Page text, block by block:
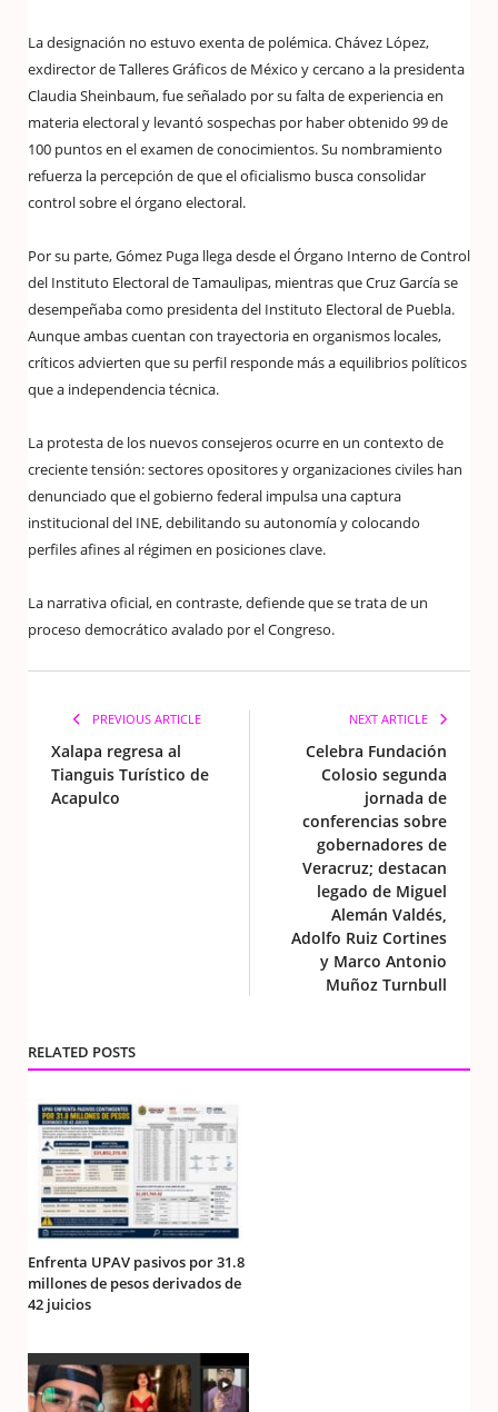
La designación no estuvo exenta de polémica. Chávez López,
exdirector de Talleres Gráficos de México y cercano a la presidenta
Claudia Sheinbaum, fue señalado por su falta de experiencia en
materia electoral y levantó sospechas por haber obtenido 99 de
100 puntos en el examen de conocimientos. Su nombramiento
refuerza la percepción de que el oficialismo busca consolidar
control sobre el órgano electoral.
Por su parte, Gómez Puga llega desde el Órgano Interno de Control
del Instituto Electoral de Tamaulipas, mientras que Cruz García se
desempeñaba como presidenta del Instituto Electoral de Puebla.
Aunque ambas cuentan con trayectoria en organismos locales,
críticos advierten que su perfil responde más a equilibrios políticos
que a independencia técnica.
La protesta de los nuevos consejeros ocurre en un contexto de
creciente tensión: sectores opositores y organizaciones civiles han
denunciado que el gobierno federal impulsa una captura
institucional del INE, debilitando su autonomía y colocando
perfiles afines al régimen en posiciones clave.
La narrativa oficial, en contraste, defiende que se trata de un
proceso democrático avalado por el Congreso.
PREVIOUS ARTICLE
Xalapa regresa al
Tianguis Turístico de
Acapulco
NEXT ARTICLE
Celebra Fundación
Colosio segunda
jornada de
conferencias sobre
gobernadores de
Veracruz; destacan
legado de Miguel
Alemán Valdés,
Adolfo Ruiz Cortines
y Marco Antonio
Muñoz Turnbull
RELATED POSTS
Enfrenta UPAV pasivos por 31.8
millones de pesos derivados de
42 juicios